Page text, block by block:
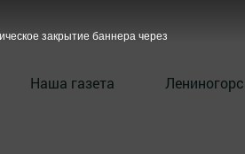
Наша газета
закрытие баннера через